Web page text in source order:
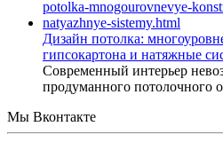
Дизайн потолка:
гипсокартона и натяжные
Современный интерьер
продуманного потолочного
Мы Вконтакте